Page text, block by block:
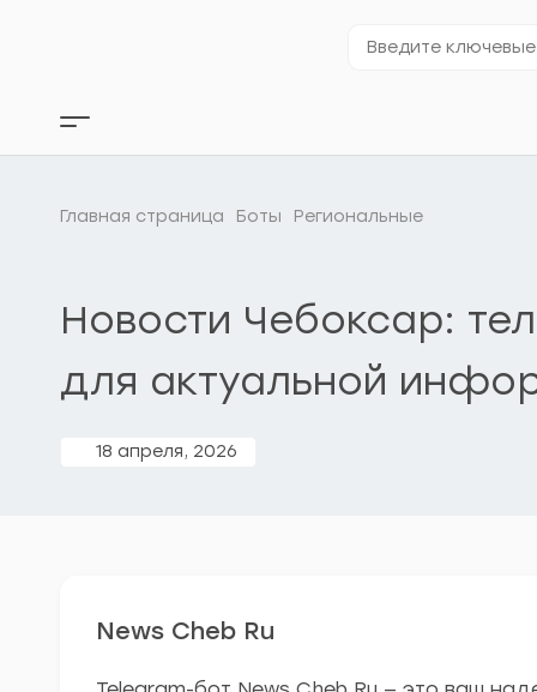
ключевые
Кнопка
бокового
Главная страница Боты Региональные
Новости Чебоксар:
для актуальной
18 апреля, 2026
News Cheb Ru